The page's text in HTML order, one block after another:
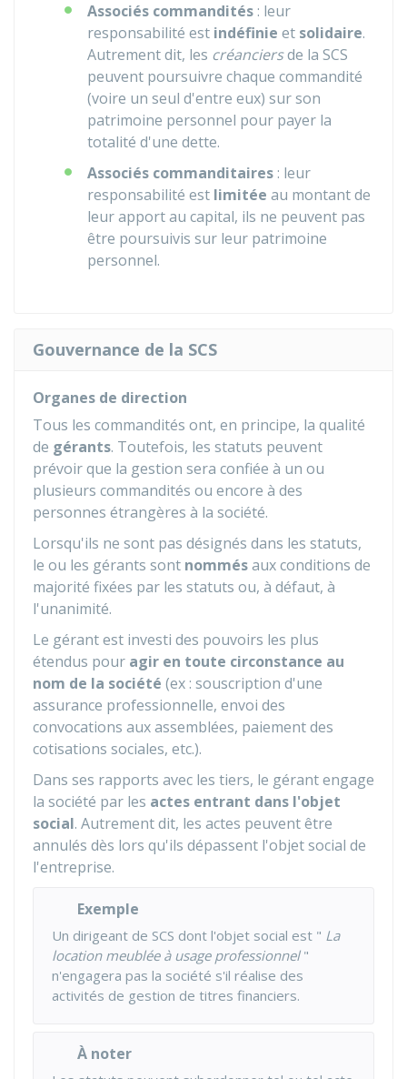
Associés commandités : leur
responsabilité est indéfinie et solidaire.
Autrement dit, les créanciersde la SCS
peuvent poursuivre chaque commandité
(voire un seul d'entre eux) sur son
patrimoine personnel pour payer la
totalité d'une dette.
Associés commanditaires : leur
responsabilité est limitée au montant de
leur apport au capital, ils ne peuvent pas
être poursuivis sur leur patrimoine
personnel.
Gouvernance de la SCS
Organes de direction
Tous les commandités ont, en principe, la qualité
de gérants. Toutefois, les statuts peuvent
prévoir que la gestion sera confiée à un ou
plusieurs commandités ou encore à des
personnes étrangères à la société.
Lorsqu'ils ne sont pas désignés dans les statuts,
le ou les gérants sont nommésaux conditions de
majorité fixées par les statuts ou, à défaut, à
l'unanimité.
Le gérant est investi des pouvoirs les plus
étendus pour agir en toute circonstance au
nom de la société (ex : souscription d'une
assurance professionnelle, envoi des
convocations aux assemblées, paiement des
cotisations sociales, etc.).
Dans ses rapports avec les tiers, le gérant engage
la société par les actes entrant dans l'objet
social. Autrement dit, les actes peuvent être
annulés dès lors qu'ils dépassent l'objet social de
l'entreprise.
Exemple
Un dirigeant de SCS dont l'objet social est " La
location meublée à usage professionnel "
n'engagera pas la société s'il réalise des
activités de gestion de titres financiers.
À noter